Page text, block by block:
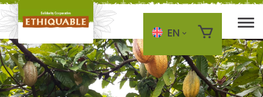
Skip to main content
EN